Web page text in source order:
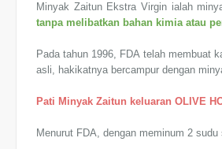
Minyak Zaitun Ekstra Virgin ialah
tanpa melibatkan bahan kimia atau
Pada tahun 1996, FDA telah membuat
asli, hakikatnya bercampur dengan
Pati Minyak Zaitun keluaran OLIVE
Menurut FDA, dengan meminum 2